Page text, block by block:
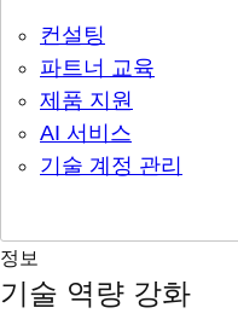
컨설팅
파트너 교육
제품 지원
AI 서비스
기술 계정 관리
정보
기술 역량 강화